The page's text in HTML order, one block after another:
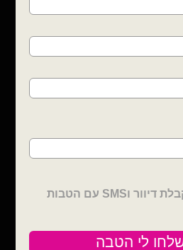
מהקטן ועד לגדול! אנחנו כאן
מהיום למחר!
ראשון לציון, גבעתיים, רמת
ציונה, רמלה, לוד, אשדוד, יבנה,